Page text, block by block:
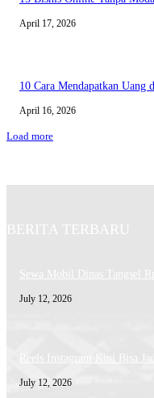
April 17, 2026
10 Cara Mendapatkan Uang
April 16, 2026
Load more
BERITA TERBARU
Sewa Mobil Dinas Tangsel
July 12, 2026
Reels Instagram Kini Bisa
July 12, 2026